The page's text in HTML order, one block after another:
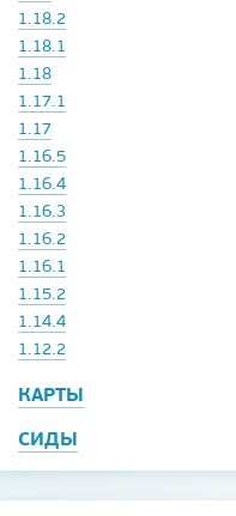
1.18.2
1.18.1
1.18
1.17.1
1.17
1.16.5
1.16.4
1.16.3
1.16.2
1.16.1
1.15.2
1.14.4
1.12.2
КАРТЫ
СИДЫ